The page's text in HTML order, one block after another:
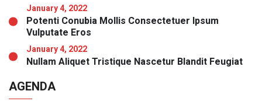
January 4, 2022
Potenti Conubia Mollis Consectetuer Ipsum
Vulputate Eros
January 4, 2022
Nullam Aliquet Tristique Nascetur Blandit Feugiat
AGENDA